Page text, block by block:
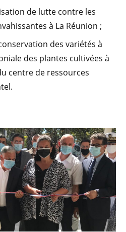
de lutte contre les
à La Réunion ;
des variétés à
des plantes cultivées à
centre de ressources